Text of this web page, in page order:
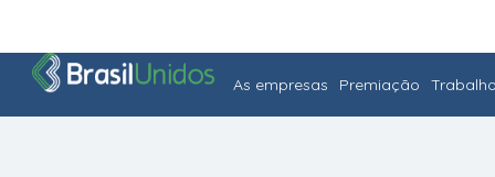
As empresas Premiação Trabalho